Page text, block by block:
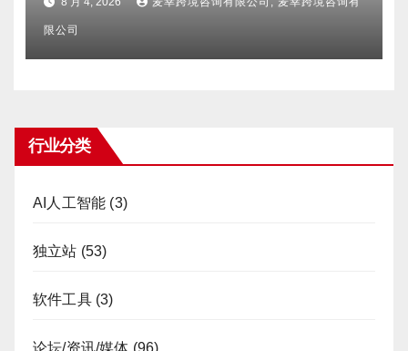
限公司
行业分类
AI人工智能 (3)
独立站 (53)
软件工具(3)
论坛/资讯/媒体 (96)